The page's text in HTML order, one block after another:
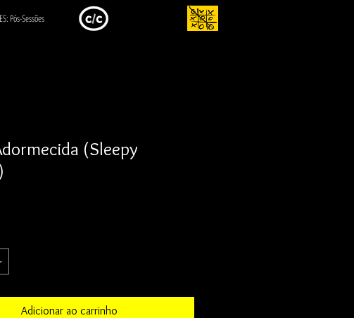
Pós-Sessões
(Sleepy
Adicionar ao carrinho